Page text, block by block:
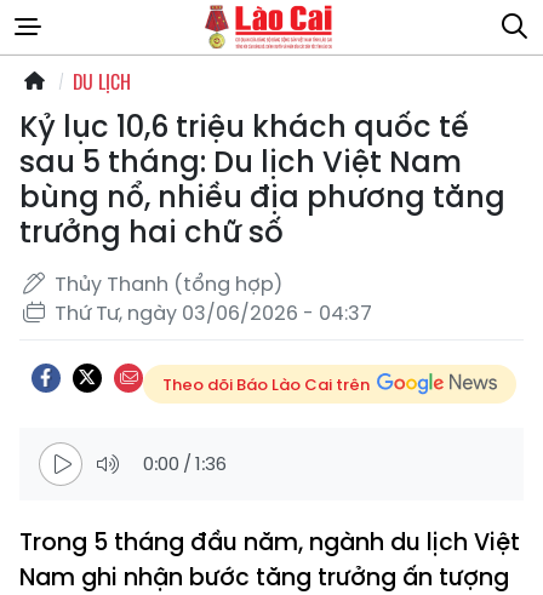
DU LỊCH
Kỷ lục 10,6 triệu khách quốc tế
sau 5 tháng: Du lịch Việt Nam
bùng nổ, nhiều địa phương tăng
trưởng hai chữ số
Thủy Thanh (tổng hợp)
Thứ Tư, ngày 03/06/2026 - 04:37
Theo dõi Báo Lào Cai trên
0:00 /1:36
Trong 5 tháng đầu năm, ngành du lịch Việt
Nam ghi nhận bước tăng trưởng ấn tượng